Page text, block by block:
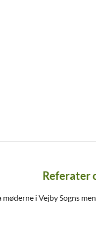
Referater
i Vejby Sogns